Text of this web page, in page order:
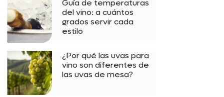
Guía de temperaturas
del vino: a cuántos
grados servir cada
estilo
¿Por qué las uvas para
vino son diferentes de
las uvas de mesa?